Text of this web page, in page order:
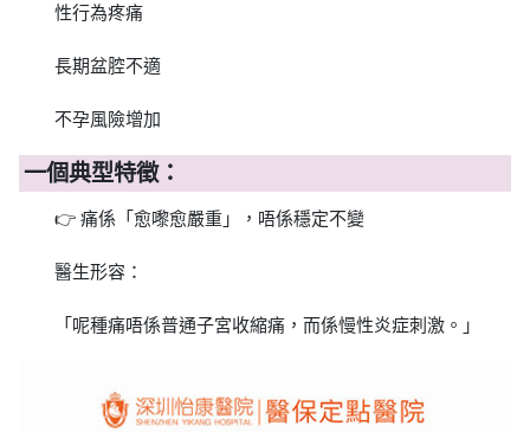
性行為疼痛
長期盆腔不適
不孕風險增加
一個典型特徵：
👉 痛係「愈嚟愈嚴重」，唔係穩定不變
醫生形容：
「呢種痛唔係普通子宮收縮痛，而係慢性炎症刺激。」